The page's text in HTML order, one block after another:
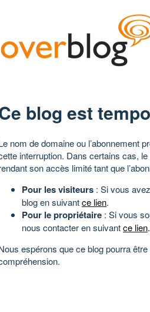
blog est
nom de domaine ou l’abonnement
interruption. Dans certains cas,
son accès limité tant que
Pour les visiteurs : Si vous
blog en suivantce lien.
Pour le propriétaire : Si vous
nous contacter en suivantce lien.
espérons que ce blog pourra